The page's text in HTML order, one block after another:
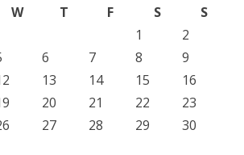
W T F S
S
1
2
6 7 8
9
13 14 15
16
20 21 22
23
27 28 29
30